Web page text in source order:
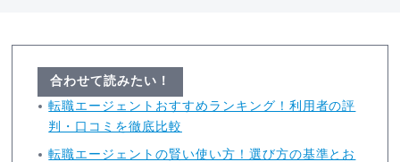
合わせて読みたい！
転職エージェントおすすめランキング！利用者の評
判・口コミを徹底比較
転職エージェントの賢い使い方！選び方の基準とお